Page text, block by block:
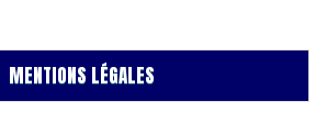
MENTIONS LÉGALES